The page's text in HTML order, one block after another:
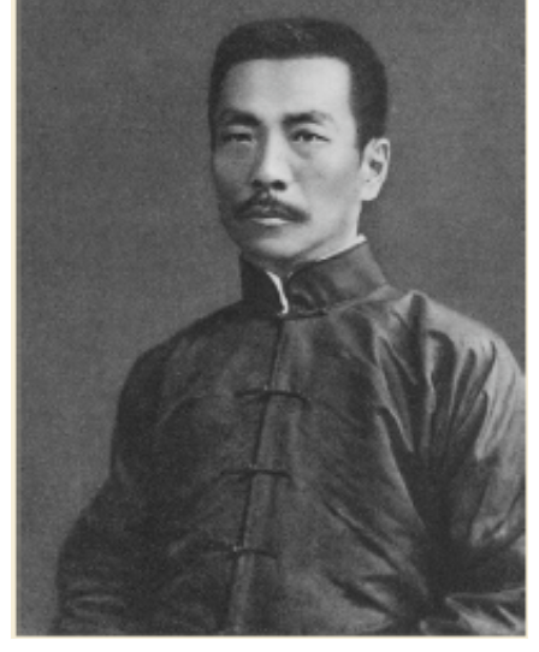
十六区概览
图说北京
한국어
FRANÇAIS РУССКИЙ ЯЗЫК
ESPAÑOL العربية PORTUGUÊS
回到顶部